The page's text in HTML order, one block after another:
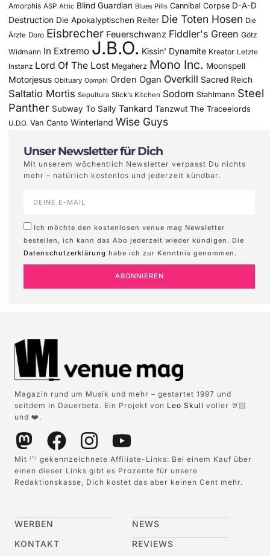
Amorphis ASP Attic Blind Guardian Blues Pills Cannibal Corpse D-A-D
Destruction Die Apokalyptischen Reiter Die Toten Hosen Die
Ärzte Doro Eisbrecher Feuerschwanz Fiddler's Green Götz
Widmann In Extremo J.B.O. Kissin' Dynamite Kreator Letzte
Instanz Lord Of The Lost Megaherz Mono Inc. Moonspell
Motorjesus Obituary Oomph! Orden Ogan Overkill Sacred Reich
Saltatio Mortis Sepultura Slick's Kitchen Sodom Stahlmann Steel
Panther Subway To Sally Tankard Tanzwut The Traceelords
U.D.O. Van Canto Winterland Wise Guys
Unser Newsletter für Dich
Mit unserem wöchentlich Newsletter verpasst Du nichts
mehr – natürlich kostenlos und jederzeit kündbar.
Ich möchte den kostenlosen venue mag Newsletter
bestellen, ich kann das Abo jederzeit wieder kündigen. Die
Datenschutzerklärung habe ich zur Kenntnis genommen.
ABONNIEREN
Magazin rund um Musik und mehr – gestartet 1997 und
seitdem in Dauerbeta. Ein Projekt von Leo Skull voller 🤘🏻
und ❤️.
Mit (*)
gekennzeichnete Affiliate-Links: Bei einem Kauf über
einen dieser Links gibt es Prozente für unsere
Redaktionskasse, Dich kostet das aber keinen Cent mehr.
WERBEN
KONTAKT
NEWS
REVIEWS